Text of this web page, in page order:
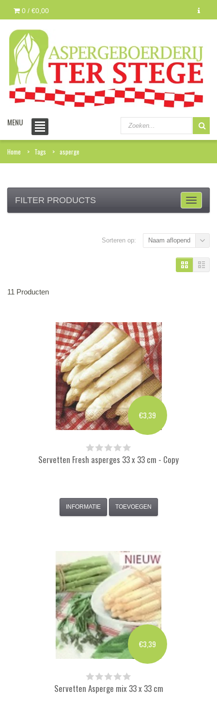
0 / €0,00
MENU
Home Tags asperge
FILTER PRODUCTS
Sorteren op: Naam aflopend
11 Producten
€3,39
Servetten Fresh asperges 33 x 33 cm - Copy
INFORMATIE TOEVOEGEN
€3,39
Servetten Asperge mix 33 x 33 cm